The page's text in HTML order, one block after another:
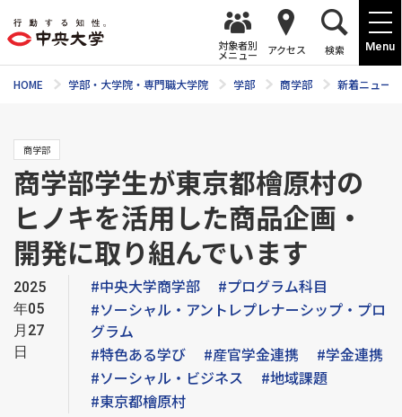
Menu
対象者別
メニュー アクセス 検索
HOME 学部・大学院・専門職大学院 学部 商学部 新着ニュース
商学部
商学部学生が東京都檜原村の
ヒノキを活用した商品企画・
開発に取り組んでいます
2025
年05
月27
日
#中央大学商学部
#プログラム科目
#ソーシャル・アントレプレナーシップ・プロ
グラム
#特色ある学び
#産官学金連携
#学金連携
#ソーシャル・ビジネス
#地域課題
#東京都檜原村